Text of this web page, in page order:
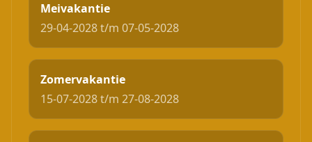
Meivakantie
29-04-2028 t/m 07-05-2028
Zomervakantie
15-07-2028 t/m 27-08-2028